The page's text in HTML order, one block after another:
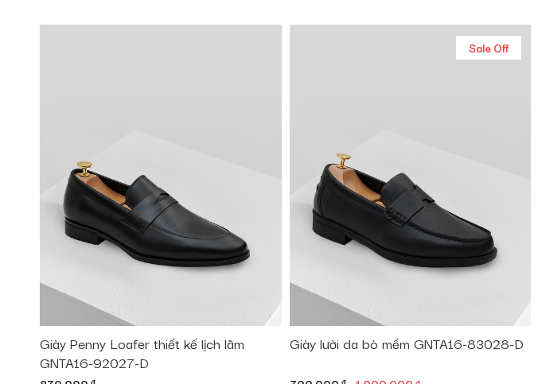
Giày Penny Loafer thiết kế lịch lãm
GNTA16-92027-D
đ
Sale Off
Giày lười da bò mềm GNTA16-83028-D
đ